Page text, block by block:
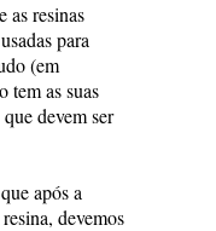
as resinas
para
(em
tem as suas
devem ser
após a
devemos